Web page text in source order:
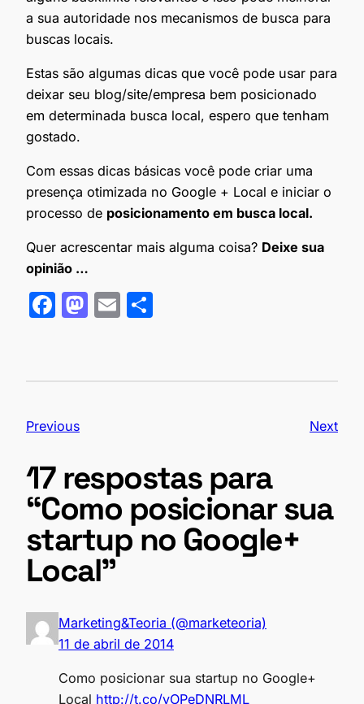
a sua autoridade nos mecanismos de busca para
buscas locais.
Estas são algumas dicas que você pode usar para
deixar seu blog/site/empresa bem posicionado
em determinada busca local, espero que tenham
gostado.
Com essas dicas básicas você pode criar uma
presença otimizada no Google + Local e iniciar o
processo de posicionamento em busca local.
Quer acrescentar mais alguma coisa? Deixe sua
opinião …
F
o
o
k
M E
Previous Next
17 respostas para
“Como posicionar sua
startup no Google+
Local”
Marketing&Teoria (@marketeoria)
11 de abril de 2014
Como posicionar sua startup no Google+
Local http://t.co/vOPeDNRLML